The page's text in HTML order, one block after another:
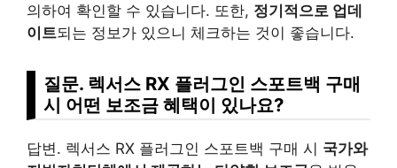
의하여 확인할 수 있습니다. 또한, 정기적으로 업데
이트되는 정보가 있으니 체크하는 것이 좋습니다.
질문. 렉서스 RX 플러그인 스포트백 구매
시 어떤 보조금 혜택이 있나요?
답변. 렉서스 RX 플러그인 스포트백 구매 시 국가와